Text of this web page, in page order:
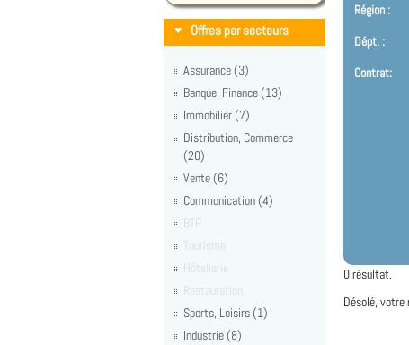
Offres par secteurs
Assurance (3)
Banque, Finance (13)
Immobilier (7)
Distribution, Commerce
(20)
Vente (6)
Communication (4)
BTP
Tourisme
Hôtellerie
Restauration
Sports, Loisirs (1)
Industrie (8)
Région :
Dépt. :
Contrat:
0 résultat.
Désolé, votre